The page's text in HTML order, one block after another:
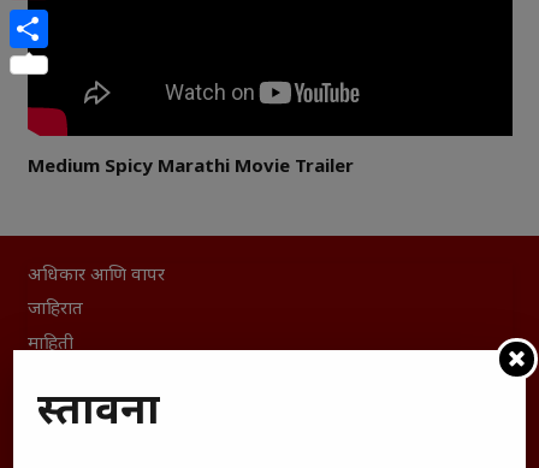
Medium Spicy Marathi Movie Trailer
अधिकार आणि वापर
जाहिरात
माहिती
संग्रह
Pinterest
Share
प्रस्तावना